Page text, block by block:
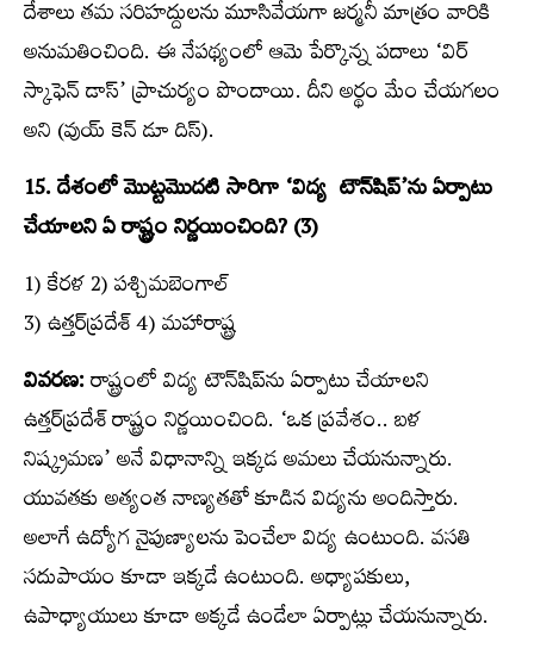
దేశాలు తమ సరిహద్దులను మూసివేయగా జర్మనీ మాత్రం వారికి
అనుమతించింది. ఈ నేపథ్యంలో ఆమె పేర్కొన్న పదాలు ‘విర్‌
స్కాఫెన్‌ డాస్’ ప్రాచుర్యం పొందాయి. దీని అర్థం మేం చేయగలం
అని (వుయ్‌ కెన్‌ డూ దిస్).
15. దేశంలో మొట్టమొదటి సారిగా ‘విద్య టౌన్‌షిప్‌’ను ఏర్పాటు
చేయాలని ఏ రాష్ట్రం నిర్ణయించింది? (3)
1) కేరళ 2) పశ్చిమబెంగాల్‌
3) ఉత్తర్‌ప్రదేశ్‌ 4) మహారాష్ట్ర
వివరణ:రాష్ట్రంలో విద్య టౌన్‌షిప్‌ను ఏర్పాటు చేయాలని
ఉత్తర్‌ప్రదేశ్‌ రాష్ట్రం నిర్ణయించింది. ‘ఒక ప్రవేశం.. బళ
నిష్క్రమణ’ అనే విధానాన్ని ఇక్కడ అమలు చేయనున్నారు.
యువతకు అత్యంత నాణ్యతతో కూడిన విద్యను అందిస్తారు.
అలాగే ఉద్యోగ నైపుణ్యాలను పెంచేలా విద్య ఉంటుంది. వసతి
సదుపాయం కూడా ఇక్కడే ఉంటుంది. అధ్యాపకులు,
ఉపాధ్యాయులు కూడా అక్కడే ఉండేలా ఏర్పాట్లు చేయనున్నారు.